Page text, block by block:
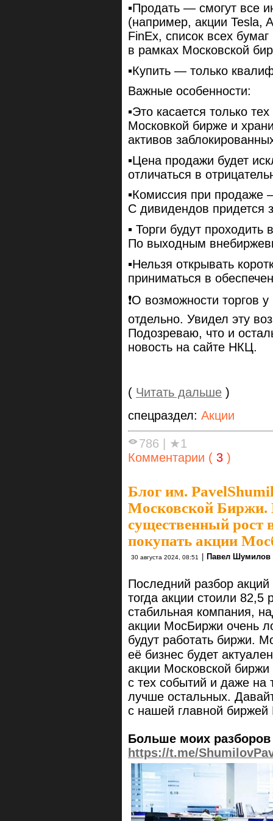
▪️Продать — смогут все
(например, акции Tesla,
FinEx, список всех
в рамках Московской
▪️Купить — только
Важные особенности:
▪️Это касается только
Московкой бирже и
активов
▪️Цена продажи будет
отличаться в
▪️Комиссия при
С дивидендов придется
▪️ Торги будут
По выходным
▪️Нельзя открывать
приниматься в
❗️О возможности торгов
отдельно. Увидел эту
Подозреваю, что и
новость на сайте НКЦ.
( Читать дальше )
спецраздел: Акции
786
★1
Комментарии ( 3 )
Блог им.
Московской Биржи.
существенный рост
покупать акции
30 августа 2024, 08:51 Павел Шумилов
Последний разбор
тогда акции стоили 82,5
стабильная компания,
акции МосБиржи очень
будут работать биржи.
её бизнес будет
акции Московской
с тех событий и даже на
лучше остальных.
с нашей главной биржей
Больше моих разборов
https://t.me/